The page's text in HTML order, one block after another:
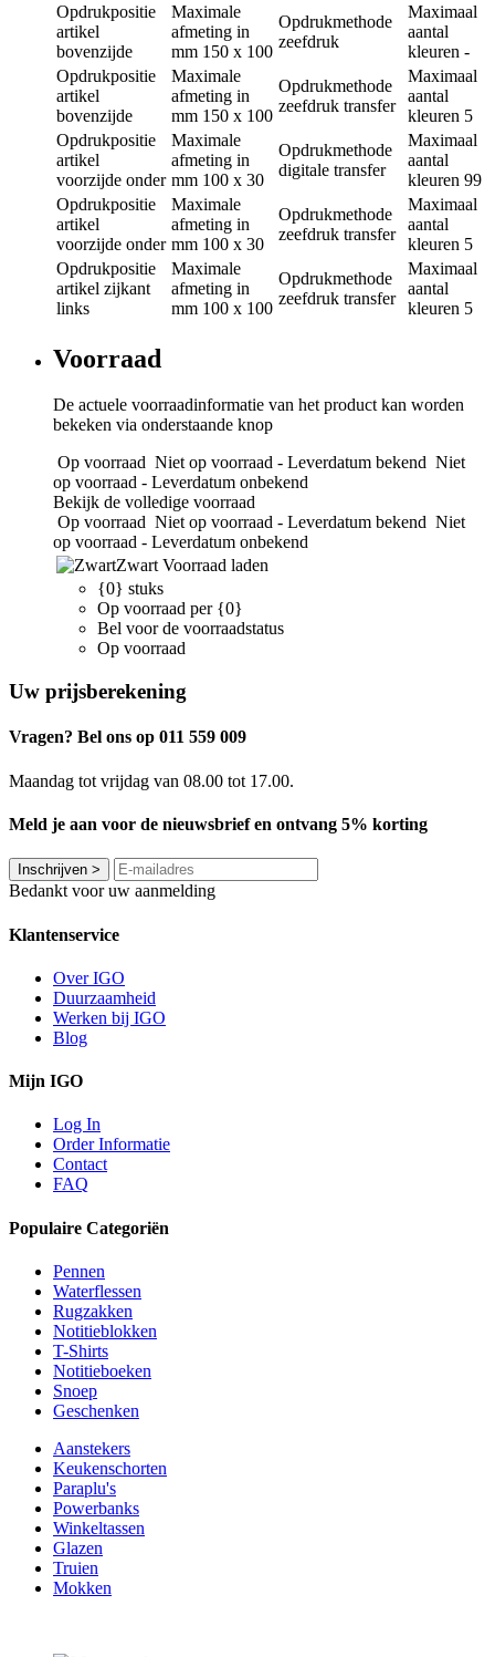
Opdrukpositie
artikel
bovenzijde
Maximale
afmeting in
mm 150 x 100
Opdrukmethode
zeefdruk
Maximaal
aantal
kleuren -
Opdrukpositie
artikel
bovenzijde
Maximale
afmeting in
mm 150 x 100
Opdrukmethode
zeefdruk transfer
Maximaal
aantal
kleuren 5
Opdrukpositie
artikel
voorzijde onder
Maximale
afmeting in
mm 100 x 30
Opdrukmethode
digitale transfer
Maximaal
aantal
kleuren 99
Opdrukpositie
artikel
voorzijde onder
Maximale
afmeting in
mm 100 x 30
Opdrukmethode
zeefdruk transfer
Maximaal
aantal
kleuren 5
Opdrukpositie
artikel zijkant
links
Maximale
afmeting in
mm 100 x 100
Opdrukmethode
zeefdruk transfer
Maximaal
aantal
kleuren 5
Voorraad
De actuele voorraadinformatie van het product kan worden
bekeken via onderstaande knop
Op voorraad Niet op voorraad - Leverdatum bekend Niet
op voorraad - Leverdatum onbekend
Bekijk de volledige voorraad
Op voorraad Niet op voorraad - Leverdatum bekend Niet
op voorraad - Leverdatum onbekend
Zwart Voorraad laden
{0} stuks
Op voorraad per {0}
Bel voor de voorraadstatus
Op voorraad
Uw prijsberekening
Vragen? Bel ons op 011 559 009
Maandag tot vrijdag van 08.00 tot 17.00.
Meld je aan voor de nieuwsbrief en ontvang 5% korting
Inschrijven >
Bedankt voor uw aanmelding
Klantenservice
Over IGO
Duurzaamheid
Werken bij IGO
Blog
Mijn IGO
Log In
Order Informatie
Contact
FAQ
Populaire Categoriën
Pennen
Waterflessen
Rugzakken
Notitieblokken
T-Shirts
Notitieboeken
Snoep
Geschenken
Aanstekers
Keukenschorten
Paraplu's
Powerbanks
Winkeltassen
Glazen
Truien
Mokken